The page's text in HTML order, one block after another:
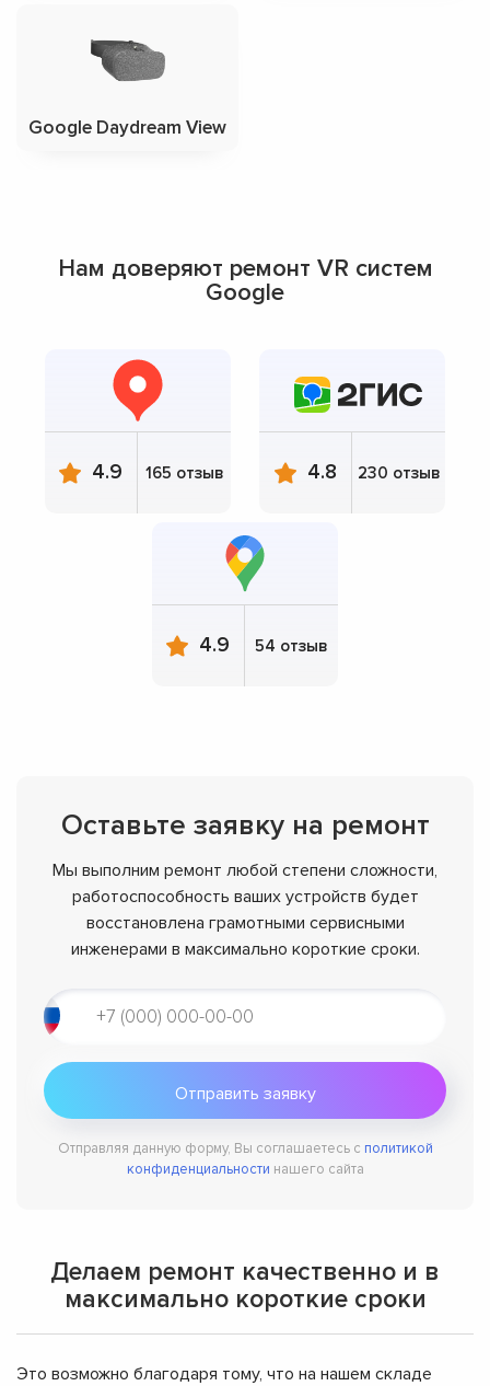
Google Daydream View
Нам доверяют ремонт VR систем
Google
4.9 165 отзыв 4.8 230 отзыв
4.9 54 отзыв
Оставьте заявку на ремонт
Мы выполним ремонт любой степени сложности,
работоспособность ваших устройств будет
восстановлена грамотными сервисными
инженерами в максимально короткие сроки.
Отправляя данную форму, Вы соглашаетесь с политикой
конфиденциальности нашего сайта
Делаем ремонт качественно и в
максимально короткие сроки
Это возможно благодаря тому, что на нашем складе